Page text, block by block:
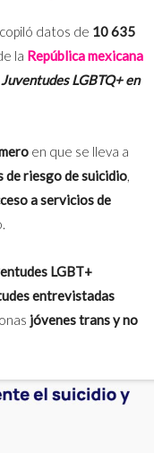
datos de 10 635
la República mexicana
LGBTQ+ en
en que se lleva a
de riesgo de suicidio,
a servicios de
LGBT+
entrevistadas
jóvenes trans y no